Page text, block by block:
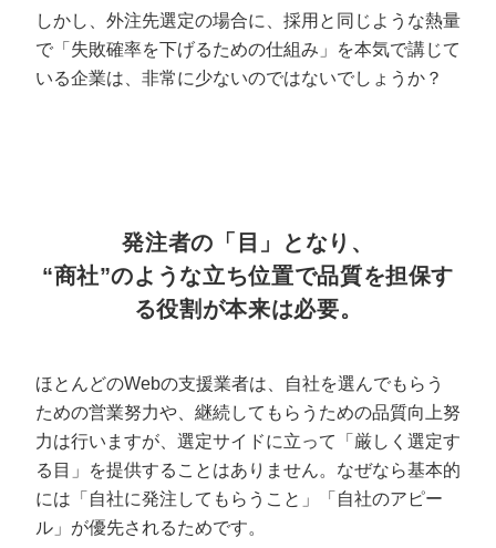
しかし、外注先選定の場合に、採用と同じような熱量
で「失敗確率を下げるための仕組み」を本気で講じて
いる企業は、非常に少ないのではないでしょうか？
発注者の「目」となり、
“商社”のような立ち位置で品質を担保す
る役割が本来は必要。
ほとんどのWebの支援業者は、自社を選んでもらう
ための営業努力や、継続してもらうための品質向上努
力は行いますが、選定サイドに立って「厳しく選定す
る目」を提供することはありません。なぜなら基本的
には「自社に発注してもらうこと」「自社のアピー
ル」が優先されるためです。